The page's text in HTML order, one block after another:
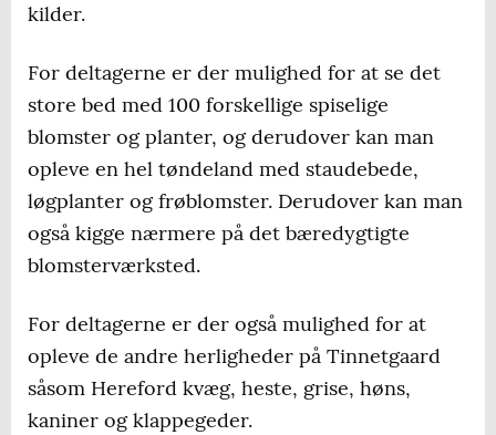
kilder.
For deltagerne er der mulighed for at se det
store bed med 100 forskellige spiselige
blomster og planter, og derudover kan man
opleve en hel tøndeland med staudebede,
løgplanter og frøblomster. Derudover kan man
også kigge nærmere på det bæredygtigte
blomsterværksted.
For deltagerne er der også mulighed for at
opleve de andre herligheder på Tinnetgaard
såsom Hereford kvæg, heste, grise, høns,
kaniner og klappegeder.